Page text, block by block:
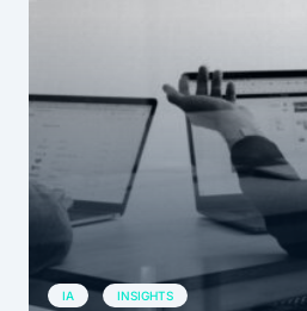
IA INSIGHTS